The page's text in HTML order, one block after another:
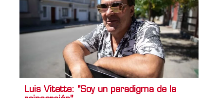
Luis Vitette: "Soy un paradigma de la